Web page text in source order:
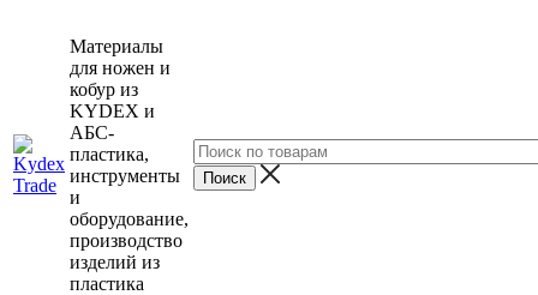
Материалы
для ножен и
кобур из
KYDEX и
АБС-
пластика,
инструменты
и
оборудование,
производство
изделий из
пластика